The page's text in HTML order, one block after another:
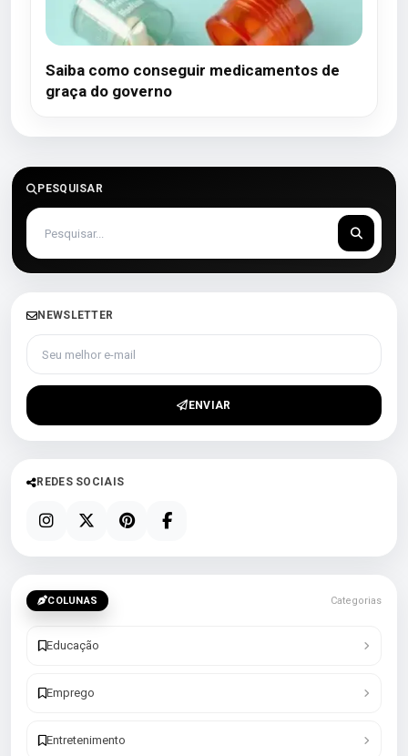
Saiba como conseguir medicamentos de
graça do governo
PESQUISAR
NEWSLETTER
Seu melhor e-mail
ENVIAR
REDES SOCIAIS
COLUNAS Categorias
Educação
Emprego
Entretenimento